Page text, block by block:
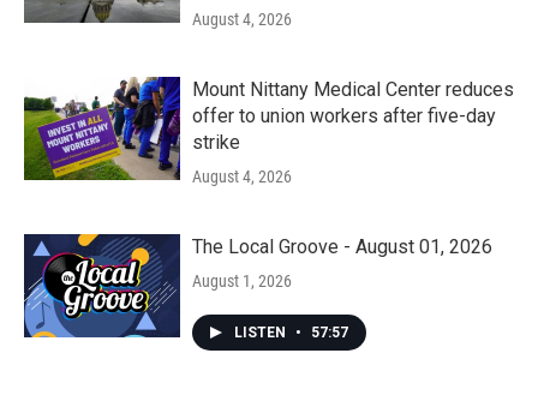
August 4, 2026
Mount Nittany Medical Center reduces
offer to union workers after five-day
strike
August 4, 2026
The Local Groove - August 01, 2026
August 1, 2026
LISTEN • 57:57